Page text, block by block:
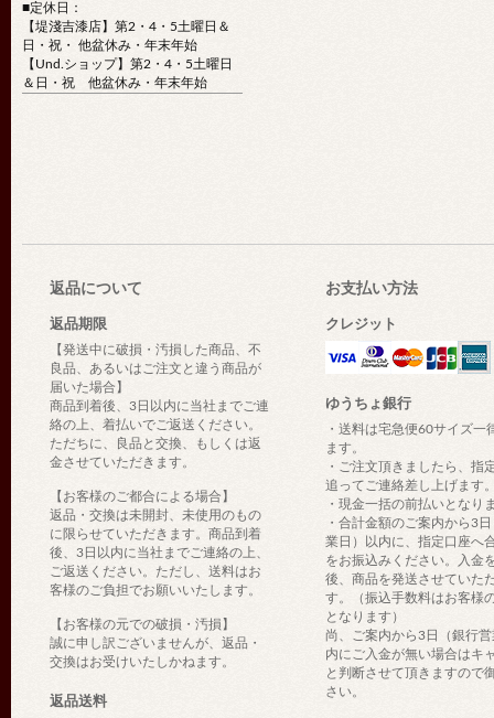
■定休日：
【堤淺吉漆店】第2・4・5土曜日＆
日・祝・ 他盆休み・年末年始
【Und.ショップ】第2・4・5土曜日
＆日・祝 他盆休み・年末年始
返品について
返品期限
【発送中に破損・汚損した商品、不
良品、あるいはご注文と違う商品が
届いた場合】
商品到着後、3日以内に当社までご連
絡の上、着払いでご返送ください。
ただちに、良品と交換、もしくは返
金させていただきます。
【お客様のご都合による場合】
返品・交換は未開封、未使用のもの
に限らせていただきます。商品到着
後、3日以内に当社までご連絡の上、
ご返送ください。ただし、送料はお
客様のご負担でお願いいたします。
【お客様の元での破損・汚損】
誠に申し訳ございませんが、返品・
交換はお受けいたしかねます。
返品送料
お支払い方法
クレジット
ゆうちょ銀行
・送料は宅急便60サイズ一
ます。
・ご注文頂きましたら、指
追ってご連絡差し上げます
・現金一括の前払いとなり
・合計金額のご案内から3
業日）以内に、指定口座へ
をお振込みください。入金
後、商品を発送させていた
す。（振込手数料はお客様
となります）
尚、ご案内から3日（銀行
内にご入金が無い場合はキ
と判断させて頂きますので
さい。